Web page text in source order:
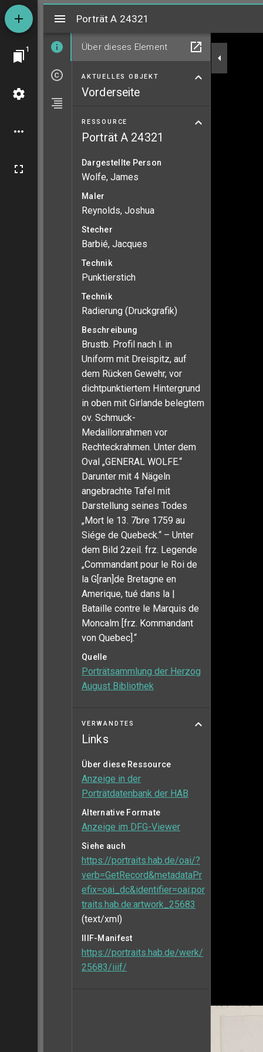
1
MiradorPorträt A 24321
Über dieses Element
AKTUELLES OBJEKT
Vorderseite
RESSOURCE
Porträt A 24321
Dargestellte Person
Wolfe, James
Maler
Reynolds, Joshua
Stecher
Barbié, Jacques
Technik
Punktierstich
Technik
Radierung (Druckgrafik)
Beschreibung
Brustb. Profil nach l. in
Uniform mit Dreispitz, auf
dem Rücken Gewehr, vor
dichtpunktiertem Hintergrund
in oben mit Girlande belegtem
ov. Schmuck-
Medaillonrahmen vor
Rechteckrahmen. Unter dem
Oval „GENERAL WOLFE.“
Darunter mit 4 Nägeln
angebrachte Tafel mit
Darstellung seines Todes
„Mort le 13. 7bre 1759 au
Siége de Quebeck.“ – Unter
dem Bild 2zeil. frz. Legende
„Commandant pour le Roi de
la G[ran]de Bretagne en
Amerique, tué dans la |
Bataille contre le Marquis de
Moncalm [frz. Kommandant
von Quebec].“
Quelle
Porträtsammlung der Herzog
August Bibliothek
VERWANDTES
Links
Über diese Ressource
Anzeige in der
Porträtdatenbank der HAB
Alternative Formate
Anzeige im DFG-Viewer
Siehe auch
https://portraits.hab.de/oai/?
verb=GetRecord&metadataPr
efix=oai_dc&identifier=oai:por
traits.hab.de:artwork_25683
(text/xml)
IIIF-Manifest
https://portraits.hab.de/werk/
25683/iiif/
Porträt A 24321